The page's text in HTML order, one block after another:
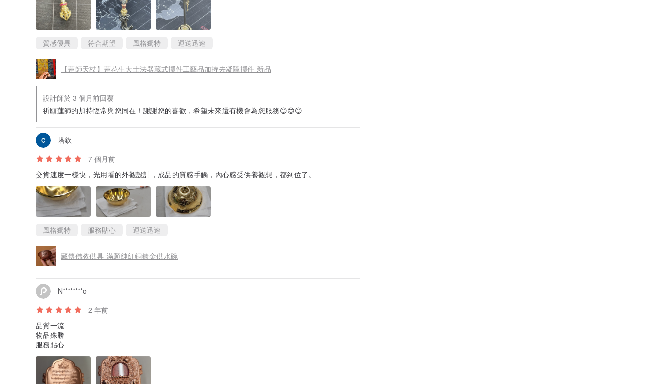
質感優異 符合期望 風格獨特 運送迅速
【蓮師天杖】蓮花生大士法器藏式擺件工藝品加持去凝障擺件 新品
設計師於 3 個月前回覆
祈願蓮師的加持恆常與您同在！謝謝您的喜歡，希望未來還有機會為您服務😊😊😊
塔欽
7 個月前
交貨速度一樣快，光用看的外觀設計，成品的質感手觸，內心感受供養觀想，都到位了。
風格獨特 服務貼心 運送迅速
藏傳佛教供具 滿願純紅銅鍍金供水碗
N********o
2 年前
品質一流
物品殊勝
服務貼心